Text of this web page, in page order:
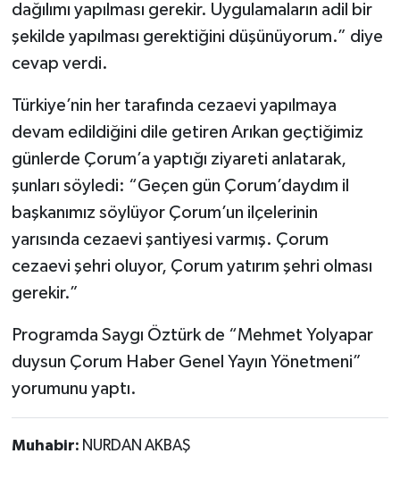
dağılımı yapılması gerekir. Uygulamaların adil bir
şekilde yapılması gerektiğini düşünüyorum.” diye
cevap verdi.
Türkiye’nin her tarafında cezaevi yapılmaya
devam edildiğini dile getiren Arıkan geçtiğimiz
günlerde Çorum’a yaptığı ziyareti anlatarak,
şunları söyledi: “Geçen gün Çorum’daydım il
başkanımız söylüyor Çorum’un ilçelerinin
yarısında cezaevi şantiyesi varmış. Çorum
cezaevi şehri oluyor, Çorum yatırım şehri olması
gerekir.”
Programda Saygı Öztürk de “Mehmet Yolyapar
duysun Çorum Haber Genel Yayın Yönetmeni”
yorumunu yaptı.
Muhabir: NURDAN AKBAŞ